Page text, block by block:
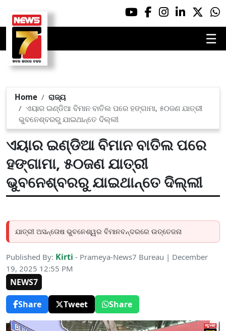
☰
Home
ରାଜ୍ୟ
ଏୟାର ଇଣ୍ଡିଆ ବିମାନ ବାତିଲ ପରେ ହଙ୍ଗାମା, ୫୦ଜଣ ଯାତ୍ରୀ
ଭୁବନେଶ୍ବରରୁ ଯାଇଥାନ୍ତେ ଦିଲ୍ଲୀ
ଏୟାର ଇଣ୍ଡିଆ ବିମାନ ବାତିଲ ପରେ
ହଙ୍ଗାମା, ୫୦ଜଣ ଯାତ୍ରୀ
ଭୁବନେଶ୍ବରରୁ ଯାଇଥାନ୍ତେ ଦିଲ୍ଲୀ
ଯାତ୍ରୀ ଅସନ୍ତୋଷ ଭୁବନେଶ୍ୱର ବିମାନବନ୍ଦରରେ ଉତ୍ତେଜନା
Published By: Kirti - Prameya-News7 Bureau | December
19, 2025 12:55 PM
NEWS7
Share
Tweet Share